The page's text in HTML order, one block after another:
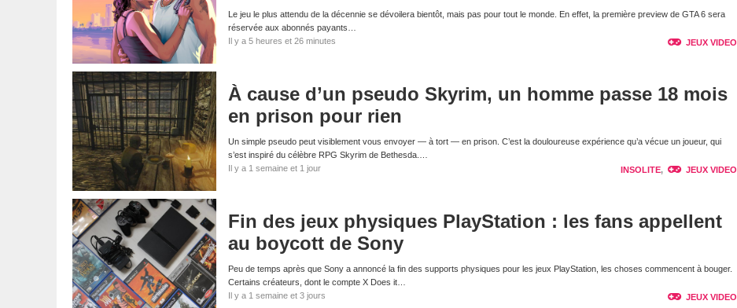
Le jeu le plus attendu de la décennie se dévoilera bientôt, mais pas pour tout le monde. En effet, la première preview de GTA 6 sera
réservée aux abonnés payants…
Il y a 5 heures et 26 minutes
JEUX VIDEO
À cause d’un pseudo Skyrim, un homme passe 18 mois
en prison pour rien
Un simple pseudo peut visiblement vous envoyer — à tort — en prison. C’est la douloureuse expérience qu’a vécue un joueur, qui
s’est inspiré du célèbre RPG Skyrim de Bethesda.…
Il y a 1 semaine et 1 jour
INSOLITE, JEUX VIDEO
Fin des jeux physiques PlayStation : les fans appellent
au boycott de Sony
Peu de temps après que Sony a annoncé la fin des supports physiques pour les jeux PlayStation, les choses commencent à bouger.
Certains créateurs, dont le compte X Does it…
Il y a 1 semaine et 3 jours
JEUX VIDEO